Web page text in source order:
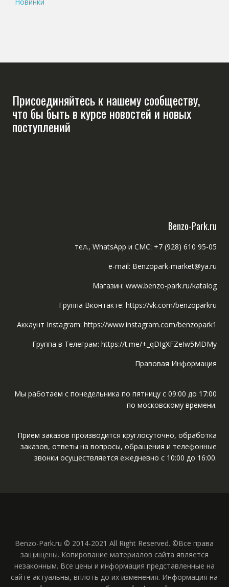
Присоединяйтесь к нашему сообществу,
что бы быть в курсе новостей и новых
поступлений
Benzo-Park.ru
тел., WhatsApp и СМС: +7 (928) 610 95-05
e-mail: Benzopark-market@ya.ru
Магазин: www.benzo-park.ru/katalog
Группа Вконтакте: https://vk.com/benzoparkru
Аккаунт Instagram: https://www.instagram.com/benzopark1
Группа в Телеграм: https://t.me/+_qDIgXFZeIw5MDMy
Правовая Информация
Мы работаем с понедельника по пятницу с 09:00 до 17:00
по московскому времени.
Прием заказов производится круглосуточно, обработка
заказов, ответы на вопросы, обращения и телефонные
звонки осуществляется ежедневно с 10:00 до 16:00.
Benzo-Park.ru © 2014-2021 All Right Reserved. ©Все права
защищены. Копирование материалов сайта является
незаконным. Все цены и информация представленные на
сайте актуальны, вплоть до их изменения. Информация на